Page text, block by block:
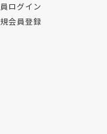
ログイン
会員登録